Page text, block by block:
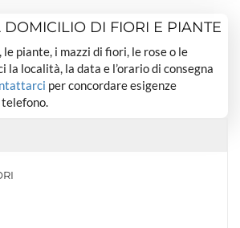
DI FIORI E PIANTE
piante, i mazzi di fiori, le rose o le
la località, la data e l’orario di consegna
per concordare esigenze